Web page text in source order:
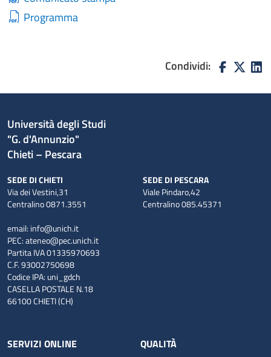
Programma
Condividi:
Università degli Studi
"G. d'Annunzio"
Chieti – Pescara
SEDE DI CHIETI
Via dei Vestini,31
Centralino 0871.3551
SEDE DI PESCARA
Viale Pindaro,42
Centralino 085.45371
email: info@unich.it
PEC:ateneo@pec.unich.it
Partita IVA 01335970693
C.F. 93002750698
Codice IPA: uni_gdch
CASELLA POSTALE N.18
66100 CHIETI (CH)
SERVIZI ONLINE
QUALITÀ